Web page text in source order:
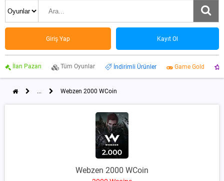
Giriş Yap Kayıt Ol
İlan Pazarı Tüm Oyunlar İndirimli Ürünler Game Gold
... Webzen 2000 WCoin
Webzen 2000 WCoin